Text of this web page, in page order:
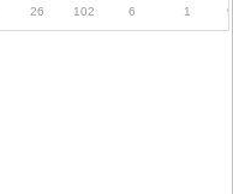
26 102 6 1 9